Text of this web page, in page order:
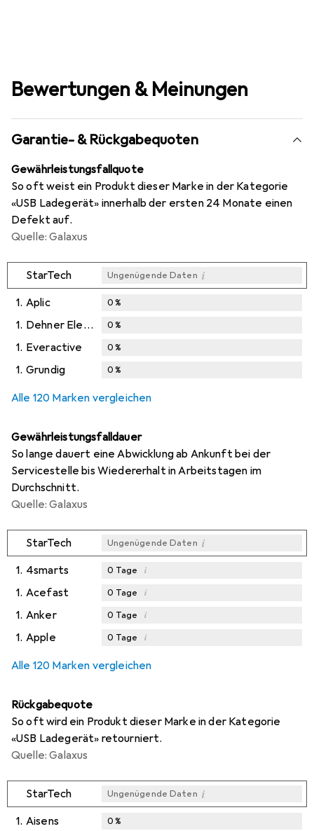
Bewertungen & Meinungen
Garantie- & Rückgabequoten
Gewährleistungsfallquote
So oft weist ein Produkt dieser Marke in der Kategorie
«USB Ladegerät» innerhalb der ersten 24 Monate einen
Defekt auf.
Quelle: Galaxus
StarTech Ungenügende Daten i
1. Aplic 0%
1. Dehner Elektronik 0%
1. Everactive 0%
1. Grundig 0%
Alle 120 Marken vergleichen
Gewährleistungsfalldauer
So lange dauert eine Abwicklung ab Ankunft bei der
Servicestelle bis Wiedererhalt in Arbeitstagen im
Durchschnitt.
Quelle: Galaxus
StarTech Ungenügende Daten i
1. 4smarts 0 Tage i
1. Acefast 0 Tage i
1. Anker 0 Tage i
1. Apple 0 Tage i
Alle 120 Marken vergleichen
Rückgabequote
So oft wird ein Produkt dieser Marke in der Kategorie
«USB Ladegerät» retourniert.
Quelle: Galaxus
StarTech Ungenügende Daten i
1. Aisens 0%